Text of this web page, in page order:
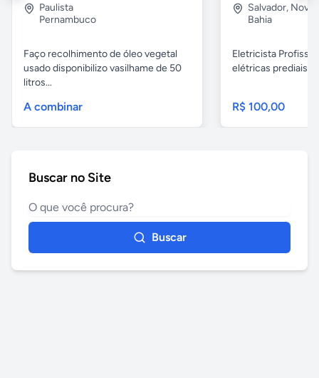
Paulista
Pernambuco
Faço recolhimento de óleo vegetal
usado disponibilizo vasilhame de 50
litros...
A combinar
Salvador, Nova
Bahia
Eletricista
elétricas prediais e
R$ 100,00
Buscar no Site
Buscar